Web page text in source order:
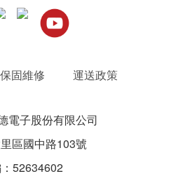
保固維修 運送政策
電子股份有限公司
區國中路103號
52634602